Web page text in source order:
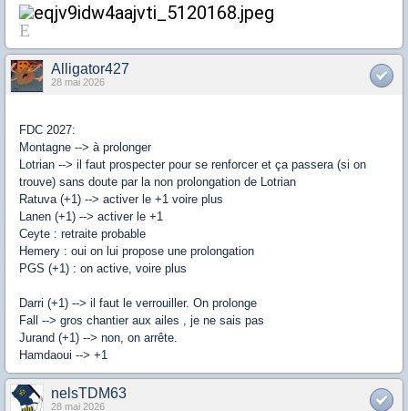
E
Alligator427
28 mai 2026
FDC 2027:
Montagne --> à prolonger
Lotrian --> il faut prospecter pour se renforcer et ça passera (si on
trouve) sans doute par la non prolongation de Lotrian
Ratuva (+1) --> activer le +1 voire plus
Lanen (+1) --> activer le +1
Ceyte : retraite probable
Hemery : oui on lui propose une prolongation
PGS (+1) : on active, voire plus
Darri (+1) --> il faut le verrouiller. On prolonge
Fall --> gros chantier aux ailes , je ne sais pas
Jurand (+1) --> non, on arrête.
Hamdaoui --> +1
nelsTDM63
28 mai 2026